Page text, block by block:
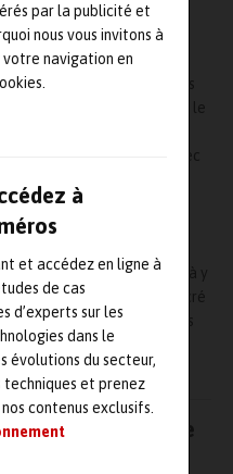
par la publicité et
nous vous invitons à
votre navigation en
à
et accédez en ligne à
de cas
d’experts sur les
dans le
évolutions du secteur,
et prenez
contenus exclusifs.
des résultats d’une
maintenance, l’analyse des
concrètes (comment le
via des cas
et, enfin, l’interaction avec
les principales causes de
de
peuvent les aider à y
sera riche en contenu, ancré
des solutions concrètes
/ MRO entre